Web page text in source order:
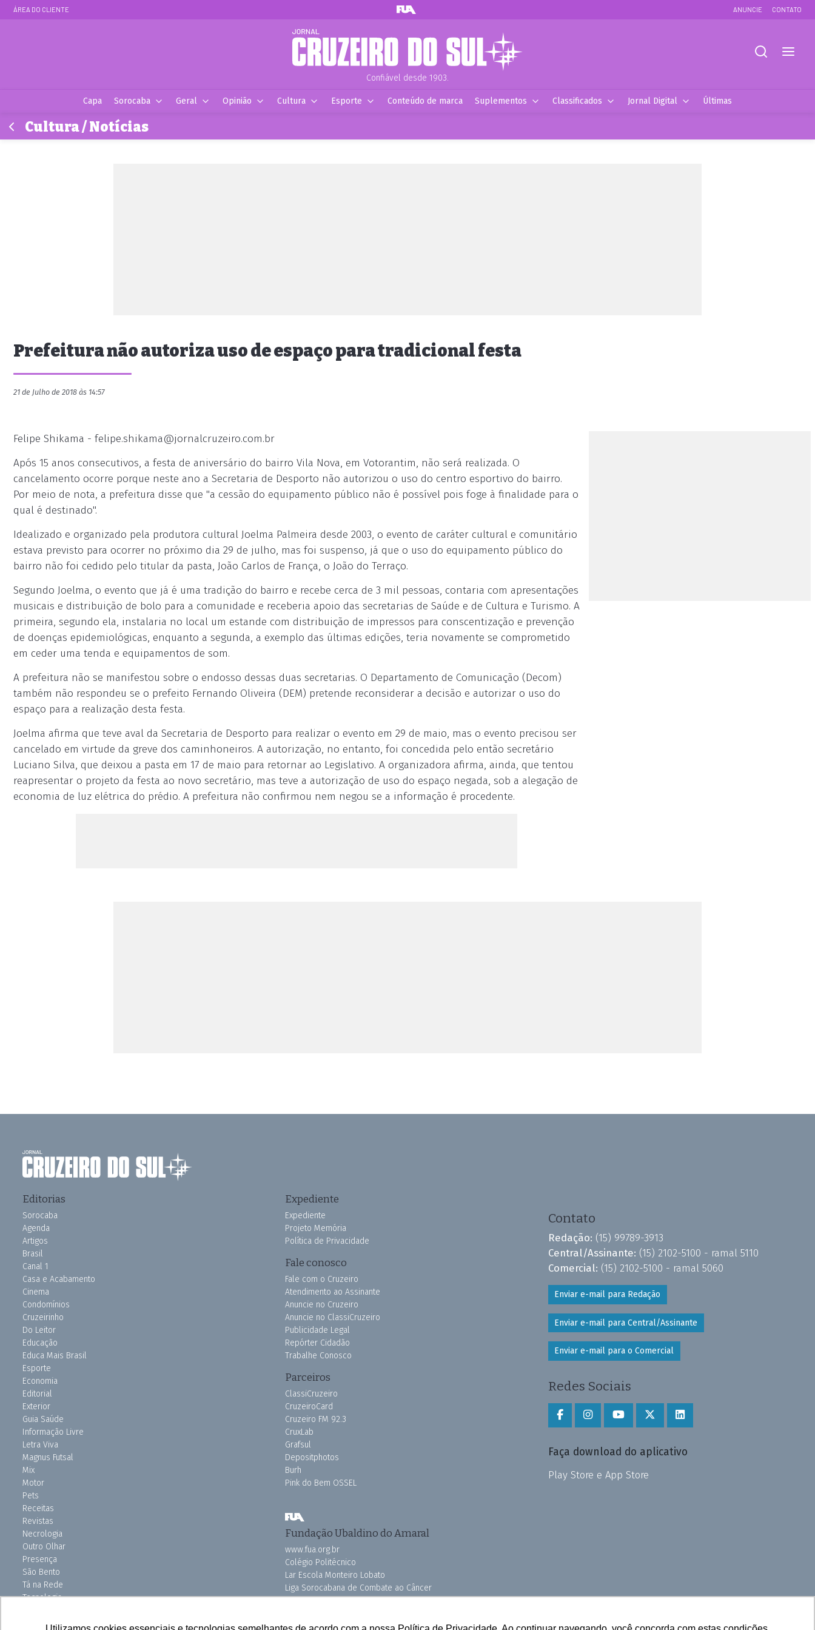
ÁREA DO CLIENTE ANUNCIE CONTATO
Confiável desde 1903.
Capa Sorocaba Geral Opinião Cultura Esporte Conteúdo de marca Suplementos Classificados Jornal Digital Últimas
Cultura / Notícias
Prefeitura não autoriza uso de espaço para tradicional festa
21 de Julho de 2018 às 14:57
Felipe Shikama - felipe.shikama@jornalcruzeiro.com.br
Após 15 anos consecutivos, a festa de aniversário do bairro Vila Nova, em Votorantim, não será realizada. O
cancelamento ocorre porque neste ano a Secretaria de Desporto não autorizou o uso do centro esportivo do bairro.
Por meio de nota, a prefeitura disse que "a cessão do equipamento público não é possível pois foge à finalidade para o
qual é destinado".
Idealizado e organizado pela produtora cultural Joelma Palmeira desde 2003, o evento de caráter cultural e comunitário
estava previsto para ocorrer no próximo dia 29 de julho, mas foi suspenso, já que o uso do equipamento público do
bairro não foi cedido pelo titular da pasta, João Carlos de França, o João do Terraço.
Segundo Joelma, o evento que já é uma tradição do bairro e recebe cerca de 3 mil pessoas, contaria com apresentações
musicais e distribuição de bolo para a comunidade e receberia apoio das secretarias de Saúde e de Cultura e Turismo. A
primeira, segundo ela, instalaria no local um estande com distribuição de impressos para conscentização e prevenção
de doenças epidemiológicas, enquanto a segunda, a exemplo das últimas edições, teria novamente se comprometido
em ceder uma tenda e equipamentos de som.
A prefeitura não se manifestou sobre o endosso dessas duas secretarias. O Departamento de Comunicação (Decom)
também não respondeu se o prefeito Fernando Oliveira (DEM) pretende reconsiderar a decisão e autorizar o uso do
espaço para a realização desta festa.
Joelma afirma que teve aval da Secretaria de Desporto para realizar o evento em 29 de maio, mas o evento precisou ser
cancelado em virtude da greve dos caminhoneiros. A autorização, no entanto, foi concedida pelo então secretário
Luciano Silva, que deixou a pasta em 17 de maio para retornar ao Legislativo. A organizadora afirma, ainda, que tentou
reapresentar o projeto da festa ao novo secretário, mas teve a autorização de uso do espaço negada, sob a alegação de
economia de luz elétrica do prédio. A prefeitura não confirmou nem negou se a informação é procedente.
Editorias
Sorocaba
Agenda
Artigos
Brasil
Canal 1
Casa e Acabamento
Cinema
Condomínios
Cruzeirinho
Do Leitor
Educação
Educa Mais Brasil
Esporte
Economia
Editorial
Exterior
Guia Saúde
Informação Livre
Letra Viva
Magnus Futsal
Mix
Motor
Pets
Receitas
Revistas
Necrologia
Outro Olhar
Presença
São Bento
Tá na Rede
Tecnologia
Uniso Ciência
Expediente
Expediente
Projeto Memória
Política de Privacidade
Fale conosco
Fale com o Cruzeiro
Atendimento ao Assinante
Anuncie no Cruzeiro
Anuncie no ClassiCruzeiro
Publicidade Legal
Repórter Cidadão
Trabalhe Conosco
Parceiros
ClassiCruzeiro
CruzeiroCard
Cruzeiro FM 92.3
CruxLab
Grafsul
Depositphotos
Burh
Pink do Bem OSSEL
Fundação Ubaldino do Amaral
www.fua.org.br
Colégio Politécnico
Lar Escola Monteiro Lobato
Liga Sorocabana de Combate ao Câncer
Vila dos Velhinhos
Contato
Redação: (15) 99789-3913
Central/Assinante: (15) 2102-5100 - ramal 5110
Comercial: (15) 2102-5100 - ramal 5060
Enviar e-mail para Redação
Enviar e-mail para Central/Assinante
Enviar e-mail para o Comercial
Redes Sociais
Faça download do aplicativo
Play Store e App Store